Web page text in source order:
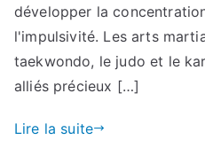
développer la
l'impulsivité. Les arts
taekwondo, le judo et le
alliés précieux […]
Lire la suite